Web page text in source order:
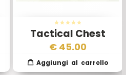
Tactical Chest
Vegetato
€ 45.00